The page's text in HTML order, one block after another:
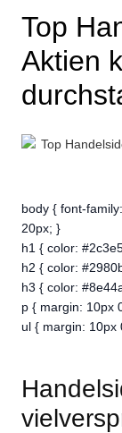
Top
Aktien
body { font-
20px; }
h1 { color:
h2 { color:
h3 { color:
p { margin: 10px
ul { margin: 10px